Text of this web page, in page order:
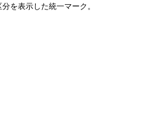
を表示した統一マーク。